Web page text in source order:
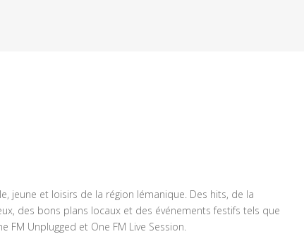
jeune et loisirs de la région lémanique. Des hits, de la
des bons plans locaux et des événements festifs tels que
FM Unplugged et One FM Live Session.